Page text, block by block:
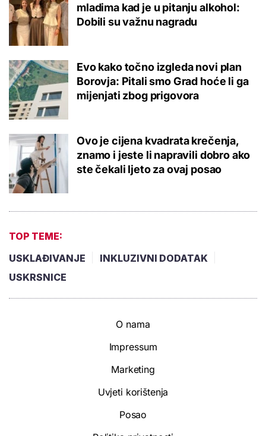
mladima kad je u pitanju alkohol:
Dobili su važnu nagradu
Evo kako točno izgleda novi plan
Borovja: Pitali smo Grad hoće li ga
mijenjati zbog prigovora
Ovo je cijena kvadrata krečenja,
znamo i jeste li napravili dobro ako
ste čekali ljeto za ovaj posao
TOP TEME:
USKLAĐIVANJE
INKLUZIVNI DODATAK
USKRSNICE
O nama
Impressum
Marketing
Uvjeti korištenja
Posao